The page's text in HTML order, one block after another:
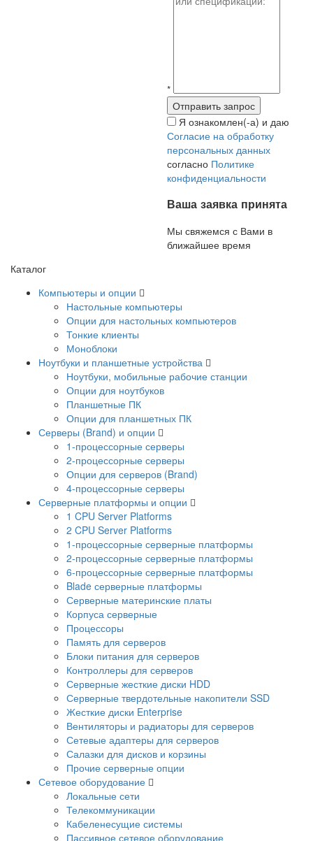
*
Я ознакомлен(-а) и даю
Согласие на обработку
персональных данных
согласно Политике
конфиденциальности
Ваша заявка принята
Мы свяжемся с Вами в
ближайшее время
Каталог
Компьютеры и опции
Настольные компьютеры
Опции для настольных компьютеров
Тонкие клиенты
Моноблоки
Ноутбуки и планшетные устройства
Ноутбуки, мобильные рабочие станции
Опции для ноутбуков
Планшетные ПК
Опции для планшетных ПК
Серверы (Brand) и опции
1-процессорные серверы
2-процессорные серверы
Опции для серверов (Brand)
4-процессорные серверы
Серверные платформы и опции
1 CPU Server Platforms
2 CPU Server Platforms
1-процессорные серверные платформы
2-процессорные серверные платформы
6-процессорные серверные платформы
Blade серверные платформы
Серверные материнские платы
Корпуса серверные
Процессоры
Память для серверов
Блоки питания для серверов
Контроллеры для серверов
Серверные жесткие диски HDD
Серверные твердотельные накопители SSD
Жесткие диски Enterprise
Вентиляторы и радиаторы для серверов
Сетевые адаптеры для серверов
Салазки для дисков и корзины
Прочие серверные опции
Сетевое оборудование
Локальные сети
Телекоммуникации
Кабеленесущие системы
Пассивное сетевое оборудование